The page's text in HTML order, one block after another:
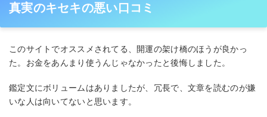
真実のキセキの悪い口コミ
このサイトでオススメされてる、開運の架け橋のほうが良かっ
た。お金をあんまり使うんじゃなかったと後悔しました。
鑑定文にボリュームはありましたが、冗長で、文章を読むのが嫌
いな人は向いてないと思います。